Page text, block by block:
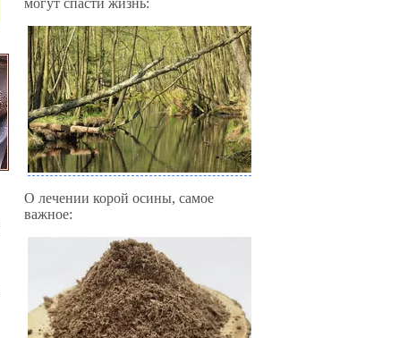
О лечении корой осины, самое
важное: